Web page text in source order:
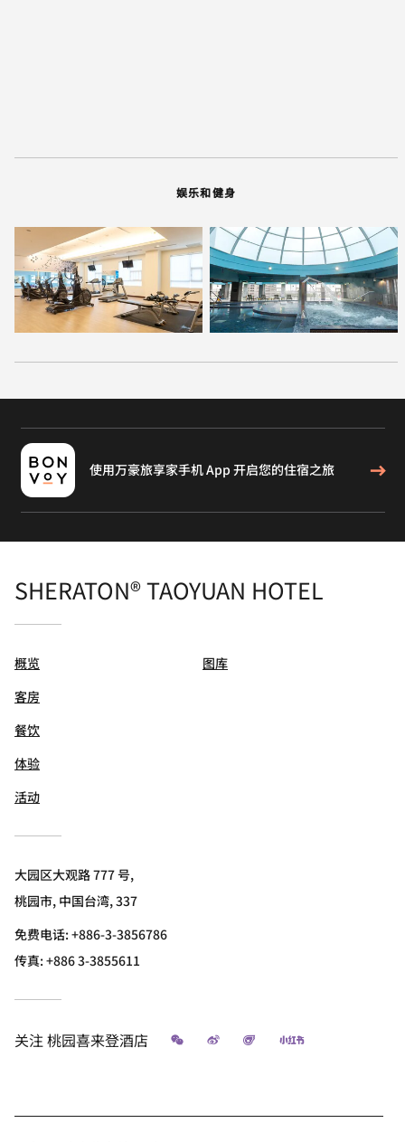
娱乐和健身
使用万豪旅享家手机 App 开启您的住宿之旅
SHERATON® TAOYUAN HOTEL
概览
客房
餐饮
体验
活动
图库
大园区大观路 777 号,
桃园市, 中国台湾, 337
免费电话:+886-3-3856786
传真:+886 3-3855611
关注 桃园喜来登酒店 微信 微博 飞猪 小红书